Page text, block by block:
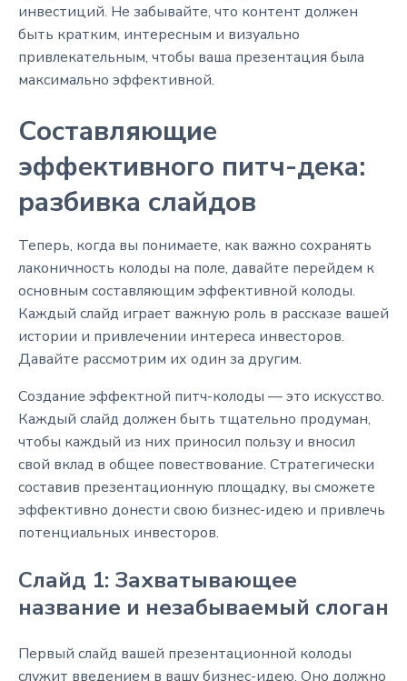
инвестиций. Не забывайте, что контент должен
быть кратким, интересным и визуально
привлекательным, чтобы ваша презентация была
максимально эффективной.
Составляющие
эффективного питч-дека:
разбивка слайдов
Теперь, когда вы понимаете, как важно сохранять
лаконичность колоды на поле, давайте перейдем к
основным составляющим эффективной колоды.
Каждый слайд играет важную роль в рассказе вашей
истории и привлечении интереса инвесторов.
Давайте рассмотрим их один за другим.
Создание эффектной питч-колоды — это искусство.
Каждый слайд должен быть тщательно продуман,
чтобы каждый из них приносил пользу и вносил
свой вклад в общее повествование. Стратегически
составив презентационную площадку, вы сможете
эффективно донести свою бизнес-идею и привлечь
потенциальных инвесторов.
Слайд 1: Захватывающее
название и незабываемый слоган
Первый слайд вашей презентационной колоды
служит введением в вашу бизнес-идею. Оно должно